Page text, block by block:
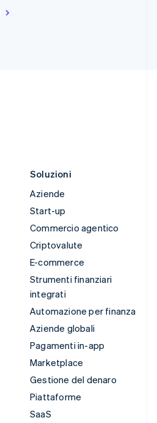
Soluzioni
Aziende
Start-up
Commercio agentico
Criptovalute
E-commerce
Strumenti finanziari
integrati
Automazione per finanza
Aziende globali
Pagamenti in-app
Marketplace
Gestione del denaro
Piattaforme
SaaS